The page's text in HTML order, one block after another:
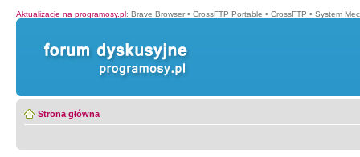
Aktualizacje na programosy.pl: Brave Browser • CrossFTP Portable • CrossFTP • System
Strona główna